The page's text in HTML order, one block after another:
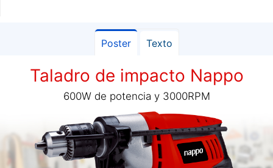
Poster Texto
Taladro de impacto Nappo
600W de potencia y 3000RPM